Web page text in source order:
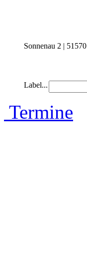
Sonnenau 2 |
Label...
Termine